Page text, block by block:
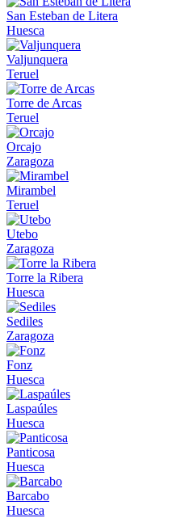
San Esteban de Litera
Huesca
Valjunquera
Teruel
Torre de Arcas
Teruel
Orcajo
Zaragoza
Mirambel
Teruel
Utebo
Zaragoza
Torre la Ribera
Huesca
Sediles
Zaragoza
Fonz
Huesca
Laspaúles
Huesca
Panticosa
Huesca
Barcabo
Huesca